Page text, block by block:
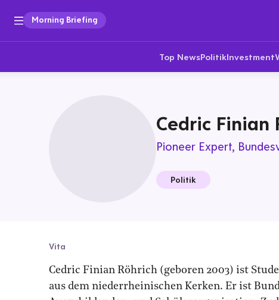
Morning Briefing
Top NewsPolitikInvestment
Cedric Finian
Pioneer Expert
Politik
Vita
Cedric Finian Röhrich (geboren 2003) ist
aus dem niederrheinischen Kerken. Er ist